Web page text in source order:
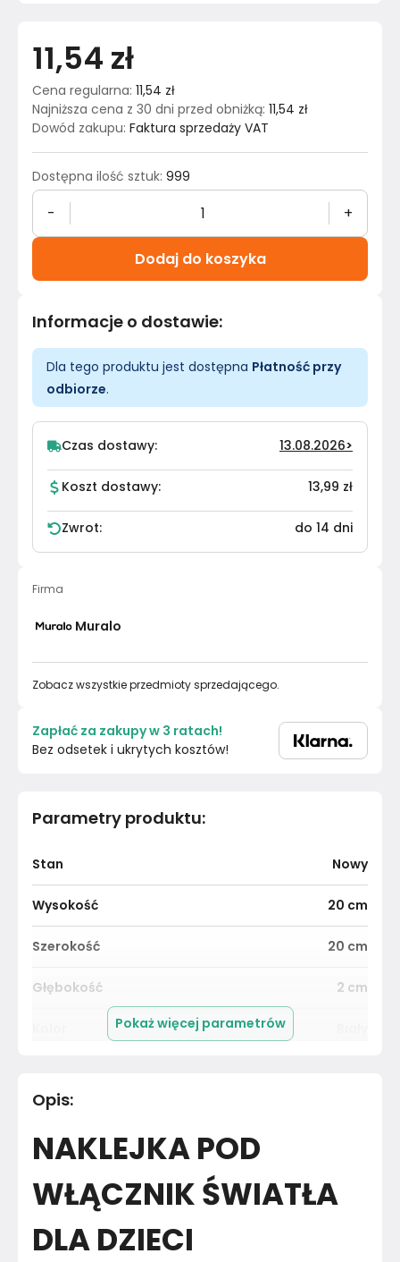
Parametry produktu:
Stan Nowy
Wysokość 20 cm
Szerokość 20 cm
Głębokość 2 cm
Materiał
Kolor
Marka Muralo
Montaż
Pokaż więcej parametrów
Opis:
NAKLEJKA POD
WŁĄCZNIK ŚWIATŁA
DLA DZIECI
11,54 zł
Cena regularna: 11,54 zł
Najniższa cena z 30 dni przed obniżką: 11,54 zł
Dowód zakupu: Faktura sprzedaży VAT
Dostępna ilość sztuk: 999
- +
Dodaj do koszyka
Informacje o dostawie:
Dla tego produktu jest dostępna Płatność przy
odbiorze.
Czas dostawy: 13.08.2026>
Koszt dostawy: 13,99 zł
Zwrot: do 14 dni
Firma
Muralo
Zobacz wszystkie przedmioty sprzedającego.
Zapłać za zakupy w 3 ratach!
Bez odsetek i ukrytych kosztów!